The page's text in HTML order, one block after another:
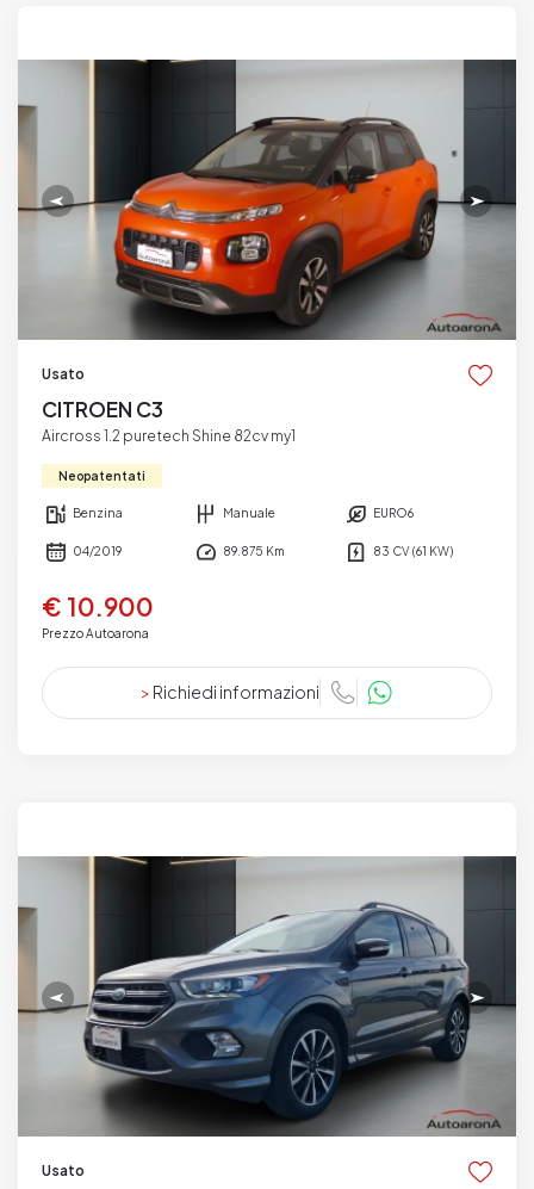
Usato
CITROEN C3
Aircross 1.2 puretech Shine 82cv my1
Neopatentati
Benzina Manuale EURO6
04/2019 89.875 Km 83 CV (61 KW)
€ 10.900
Prezzo Autoarona
> Richiedi informazioni
Usato